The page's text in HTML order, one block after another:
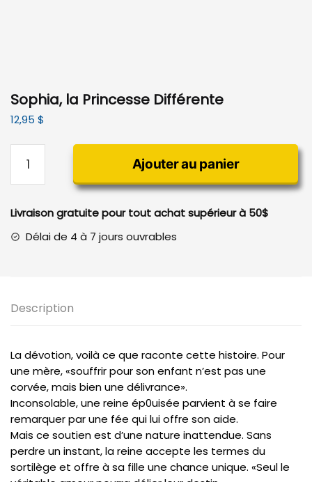
Sophia, la Princesse Différente
12,95 $
Sophia,
Princesse
Différente
Ajouter au panier
Livraison gratuite pour tout achat supérieur à 50$
Délai de 4 à 7 jours ouvrables
Description
La dévotion, voilà ce que raconte cette histoire. Pour
une mère, «souffrir pour son enfant n’est pas une
corvée, mais bien une délivrance».
Inconsolable, une reine ép0uisée parvient à se faire
remarquer par une fée qui lui offre son aide.
Mais ce soutien est d’une nature inattendue. Sans
perdre un instant, la reine accepte les termes du
sortilège et offre à sa fille une chance unique. «Seul le